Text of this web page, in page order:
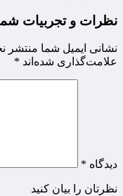
نظرات و تجربیات
نشانی ایمیل شما منتشر
علامت‌گذاری شده‌اند *
دیدگاه *
نظرتان را بیان کنید